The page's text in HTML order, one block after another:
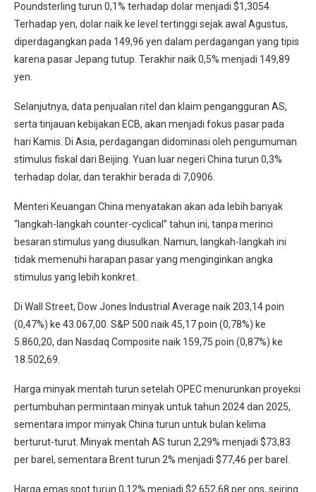
Poundsterling turun 0,1% terhadap dolar menjadi $1,3054.
Terhadap yen, dolar naik ke level tertinggi sejak awal Agustus,
diperdagangkan pada 149,96 yen dalam perdagangan yang tipis
karena pasar Jepang tutup. Terakhir naik 0,5% menjadi 149,89
yen.
Selanjutnya, data penjualan ritel dan klaim pengangguran AS,
serta tinjauan kebijakan ECB, akan menjadi fokus pasar pada
hari Kamis. Di Asia, perdagangan didominasi oleh pengumuman
stimulus fiskal dari Beijing. Yuan luar negeri China turun 0,3%
terhadap dolar, dan terakhir berada di 7,0906.
Menteri Keuangan China menyatakan akan ada lebih banyak
“langkah-langkah counter-cyclical” tahun ini, tanpa merinci
besaran stimulus yang diusulkan. Namun, langkah-langkah ini
tidak memenuhi harapan pasar yang menginginkan angka
stimulus yang lebih konkret.
Di Wall Street, Dow Jones Industrial Average naik 203,14 poin
(0,47%) ke 43.067,00. S&P 500 naik 45,17 poin (0,78%) ke
5.860,20, dan Nasdaq Composite naik 159,75 poin (0,87%) ke
18.502,69.
Harga minyak mentah turun setelah OPEC menurunkan proyeksi
pertumbuhan permintaan minyak untuk tahun 2024 dan 2025,
sementara impor minyak China turun untuk bulan kelima
berturut-turut. Minyak mentah AS turun 2,29% menjadi $73,83
per barel, sementara Brent turun 2% menjadi $77,46 per barel.
Harga emas spot turun 0,12% menjadi $2.652,68 per ons, seiring